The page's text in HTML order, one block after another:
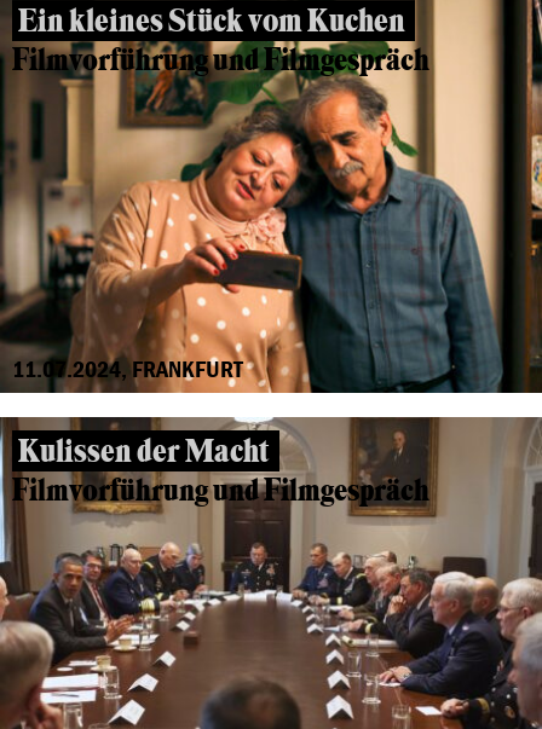
Ein kleines Stück vom Kuchen
Filmvorführung und Filmgespräch
11.07.2024, FRANKFURT
Kulissen der Macht
Filmvorführung und Filmgespräch